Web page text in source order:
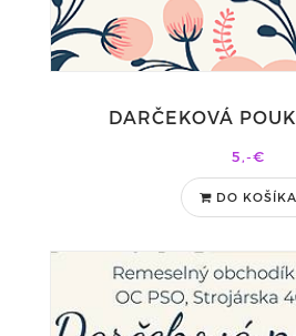
DARČEKOVÁ
5,-€
DO KOŠÍKA